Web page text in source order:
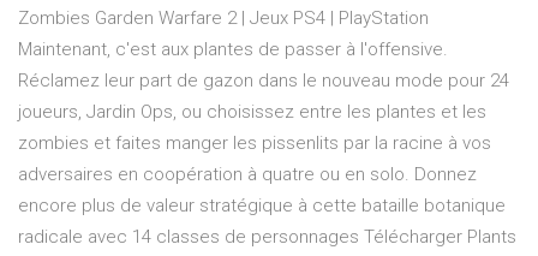
Zombies Garden Warfare 2 | Jeux PS4 | PlayStation
Maintenant, c'est aux plantes de passer à l'offensive.
Réclamez leur part de gazon dans le nouveau mode pour 24
joueurs, Jardin Ops, ou choisissez entre les plantes et les
zombies et faites manger les pissenlits par la racine à vos
adversaires en coopération à quatre ou en solo. Donnez
encore plus de valeur stratégique à cette bataille botanique
radicale avec 14 classes de personnages Télécharger Plants